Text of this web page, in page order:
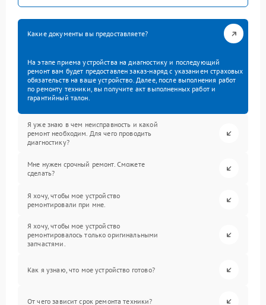
Какие документы вы предоставляете?
На этапе приема устройства на диагностику и последующий
ремонт вам будет предоставлен заказ-наряд с указанием страховых
обязательств на ваше устройство. Далее, после выполнения работ
по ремонту техники, вы получите акт выполненных работ и
гарантийный талон.
Я уже знаю в чем неисправность и какой
ремонт необходим. Для чего проводить
диагностику?
Мне нужен срочный ремонт. Сможете
сделать?
Я хочу, чтобы мое устройство
ремонтировали при мне.
Я хочу, чтобы мое устройство
ремонтировалось только оригинальными
запчастями.
Как я узнаю, что мое устройство готово?
От чего зависит срок ремонта техники?